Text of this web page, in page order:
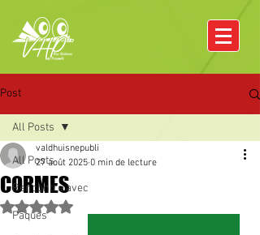
Post
All Posts
Rencontre avec
Pâques
All Posts
CORMES
valdhuisnepubli
27 août 2025 0 min de lecture
Noté NaN étoiles sur 5.